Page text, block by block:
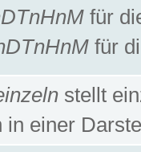
für
für
stellt
in einer